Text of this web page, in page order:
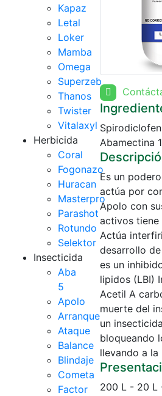
Kapaz
Letal
Loker
Mamba
Omega
Superzeb
Thanos
Twister
Vitalaxyl
Herbicida
Coral
Fogonazo
Huracan
Masterpro
Parashot
Rotundo
Selektor
Insecticida
Aba
5
Apolo
Arranque
Ataque
Balance
Blindaje
Cometa
Factor
Abamectina
Es un
actúa por
Apolo con
activos tiene
Actúa
desarrollo
es un
lipidos (LBI)
Acetil A
muerte del
un
bloqueando
llevando a la
200 L - 20 L